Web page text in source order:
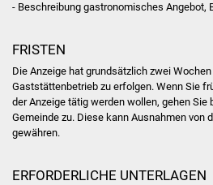
Bürger
- Beschreibung gastronomisches Angebot,
FRISTEN
Die Anzeige hat grundsätzlich zwei
Gaststättenbetrieb zu erfolgen. Wenn Sie
der Anzeige tätig werden wollen, gehen Sie
Gemeinde zu. Diese kann Ausnahmen von
gewähren.
ERFORDERLICHE UNTERLAGEN